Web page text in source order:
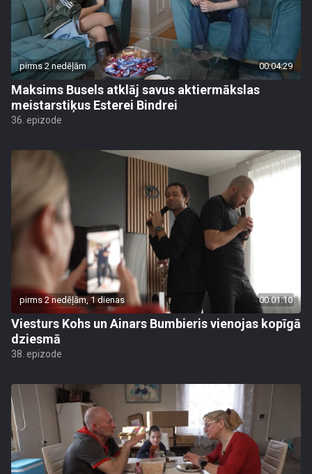
pirms 2 nedēļām 00:04:29
Maksims Busels atklāj savus aktiermākslas
meistarstiķus Esterei Bindrei
36. epizode
pirms 2 nedēļām, 1 dienas 00:01:10
Viesturs Kohs un Ainars Bumbieris vienojas kopīgā
dziesmā
38. epizode